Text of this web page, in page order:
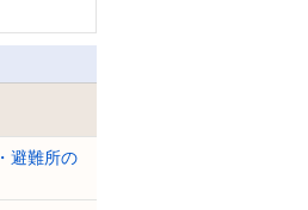
避難所の